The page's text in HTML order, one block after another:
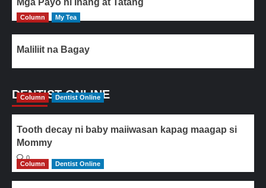
Mga Payo ni Inang at Tatang
Column My Tea
Maliliit na Bagay
DENTIST ONLINE
Column Dentist Online
Tooth decay ni baby maiiwasan kapag maagap si
Mommy
0
Column
Dentist Online